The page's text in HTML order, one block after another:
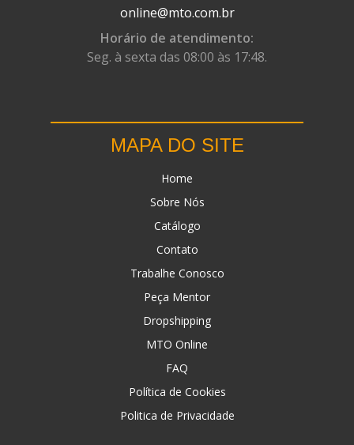
online@mto.com.br
Horário de atendimento:
Seg. à sexta das 08:00 às 17:48.
MAPA DO SITE
Home
Sobre Nós
Catálogo
Contato
Trabalhe Conosco
Peça Mentor
Dropshipping
MTO Online
FAQ
Política de Cookies
Politica de Privacidade